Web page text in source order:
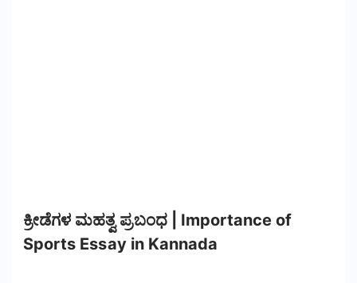
ಕ್ರೀಡೆಗಳ ಮಹತ್ವ ಪ್ರಬಂಧ | Importance of
Sports Essay in Kannada